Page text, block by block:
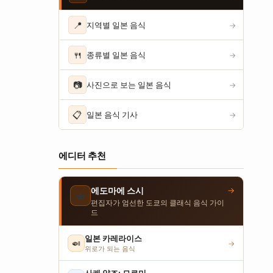
📍 지역별 일본 음식 →
🍴 종류별 일본 음식 →
📷 사진으로 보는 일본 음식 →
📋 일본 음식 기사 →
에디터 추천
🍣 에도마에 스시
편집자가 엄선한 도쿄의 클래식 음식 가이
드
→
🍛 일본 카레라이스
위로가 되는 음식
→